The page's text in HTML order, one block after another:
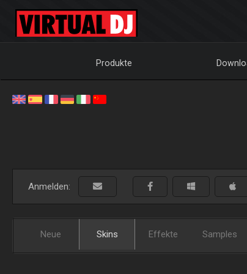
Produkte
Anmelden:
Neue Skins Effekte Samples